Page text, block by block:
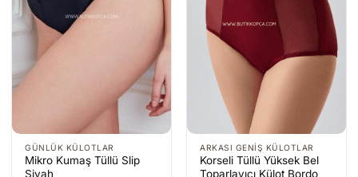
GÜNLÜK KÜLOTLAR
Mikro Kumaş Tüllü Slip
Siyah
ARKASI GENIŞ KÜLOTLAR
Korseli Tüllü Yüksek Bel
Toparlayıcı Külot Bordo